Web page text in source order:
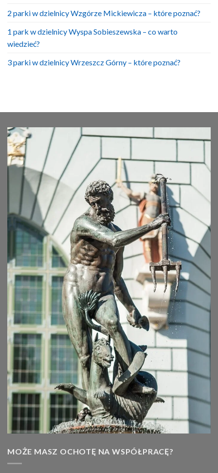
2 parki w dzielnicy Wzgórze Mickiewicza – które poznać?
1 park w dzielnicy Wyspa Sobieszewska – co warto
wiedzieć?
3 parki w dzielnicy Wrzeszcz Górny – które poznać?
MOŻE MASZ OCHOTĘ NA WSPÓŁPRACĘ?